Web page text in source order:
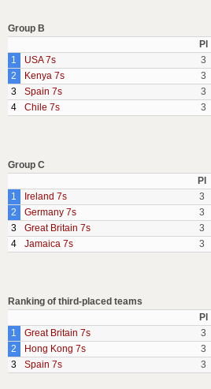
Group B
Pl
1
USA 7s 3
2
Kenya 7s 3
3
Spain 7s 3
4
Chile 7s 3
Group C
Pl
1
Ireland 7s 3
2
Germany 7s 3
3
Great Britain 7s 3
4
Jamaica 7s 3
Ranking of third-placed teams
Pl
1
Great Britain 7s 3
2
Hong Kong 7s 3
3
Spain 7s 3